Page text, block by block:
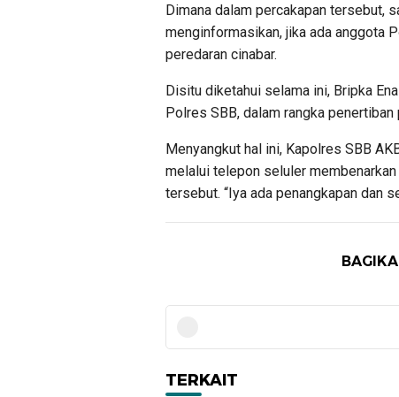
Dimana dalam percakapan tersebut,
menginformasikan, jika ada anggota
peredaran cinabar.
Disitu diketahui selama ini, Bripka
Polres SBB, dalam rangka
Menyangkut hal ini, Kapolres SBB
melalui telepon seluler
tersebut. “Iya ada penangkapan dan
TERKAIT